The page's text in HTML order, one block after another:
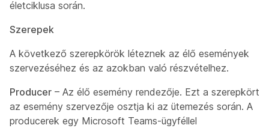
életciklusa során.
Szerepek
A következő szerepkörök léteznek az élő események
szervezéséhez és az azokban való részvételhez.
Producer – Az élő esemény rendezője. Ezt a szerepkört
az esemény szervezője osztja ki az ütemezés során. A
producerek egy Microsoft Teams-ügyféllel